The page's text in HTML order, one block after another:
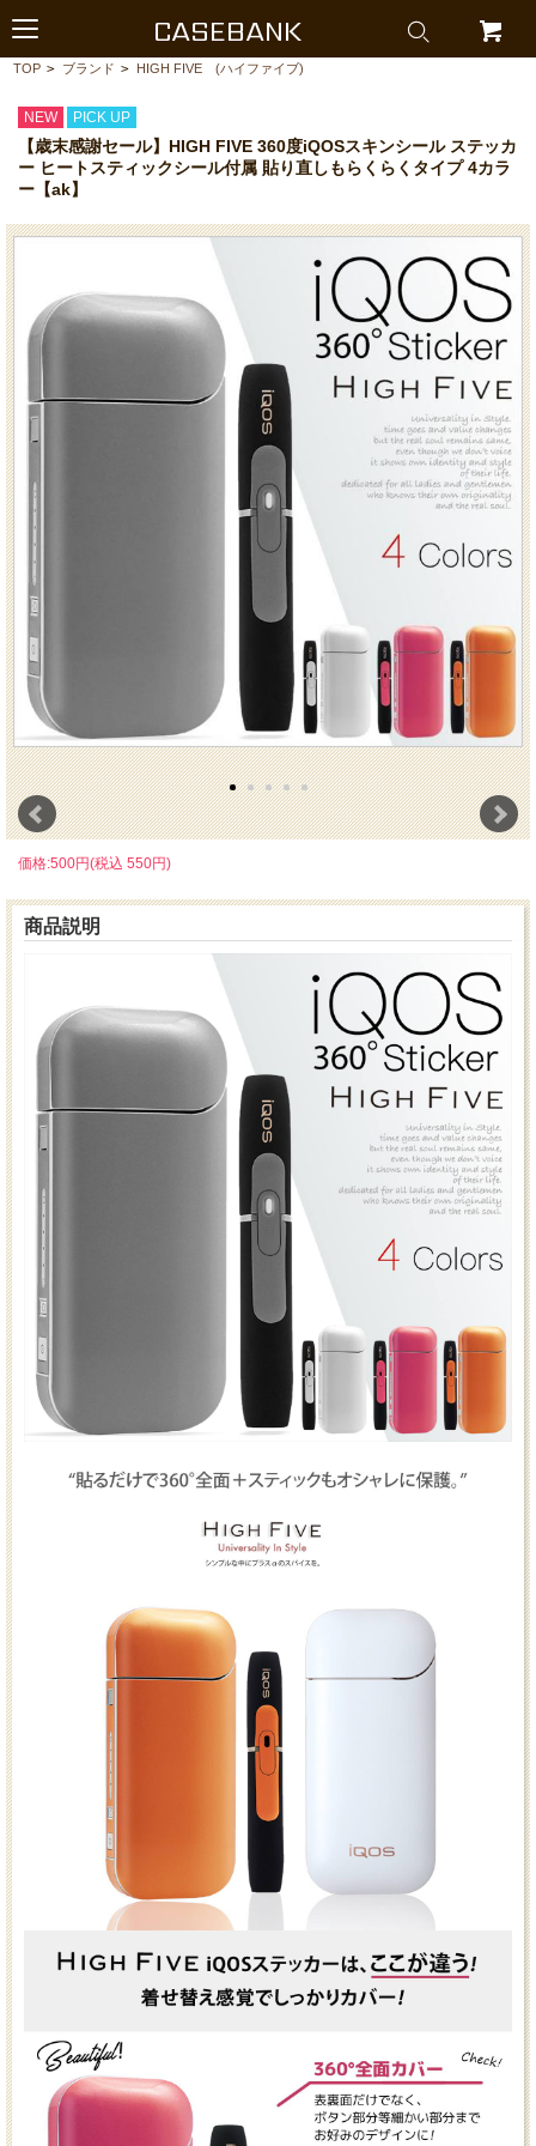
CASEBANK
TOP > ブランド > HIGH FIVE (ハイファイブ)
NEW PICK UP
【歳末感謝セール】HIGH FIVE 360度iQOSスキンシール ステッカ
ー ヒートスティックシール付属 貼り直しもらくらくタイプ 4カラ
ー【ak】
価格:500円(税込 550円)
商品説明